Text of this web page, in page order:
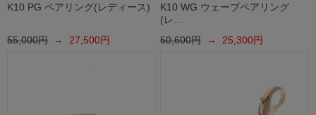
K10 PG ペアリング(レディース)
55,000円 → 27,500円
K10 WG ウェーブペアリング
(レ…
50,600円→ 25,300円